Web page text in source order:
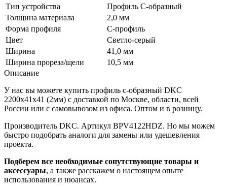
Тип устройства
Профиль С-образный
Толщина материала
2,0 мм
Форма профиля
С-профиль
Цвет
Светло-серый
Ширина
41,0 мм
Ширина прореза/щели
10,5 мм
Описание
У нас вы можете купить профиль с-образный DKC
2200х41х41 (2мм) с доставкой по Москве, области, всей
России или с самовывозом из офиса. Оптом и в розницу.
Производитель DKC. Артикул BPV4122HDZ. Но мы можем
быстро подобрать аналоги для замены или удешевления
проекта.
Подберем все необходимые сопутствующие товары и
аксессуары, а также расскажем о настоящем опыте
использования и нюансах.